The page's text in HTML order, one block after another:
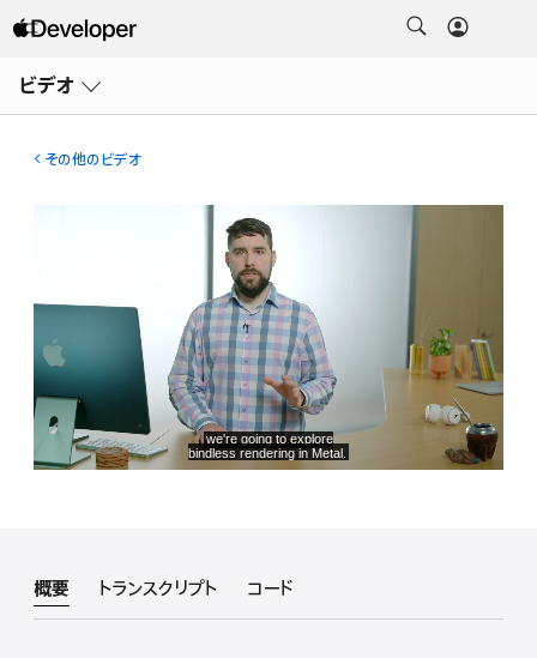
ビデオ
ー
その他のビデオ
概要 トランスクリプト コード